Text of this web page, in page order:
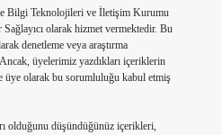
Bilgi Teknolojileri ve İletişim Kurumu
olarak hizmet vermektedir. Bu
denetleme veya araştırma
üyelerimiz yazdıkları içeriklerin
üye olarak bu sorumluluğu kabul etmiş
olduğunu düşündüğünüz içerikleri,